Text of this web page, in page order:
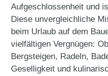
Aufgeschlossenheit und
Diese unvergleichliche
beim Urlaub auf dem
vielfältigen Vergnügen:
Bergsteigen, Radeln,
Geselligkeit und